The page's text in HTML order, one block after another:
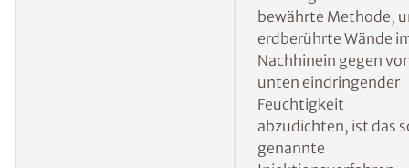
errichtete
dass das Wasser
weiterhin von außen
die Wand gelangt.
Mehr Informationen
ISOTEC-